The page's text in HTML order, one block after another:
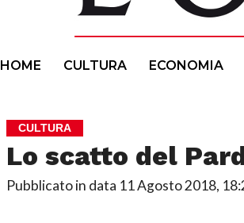
HOME CULTURA ECONOMIA
CULTURA
Lo scatto del
Pubblicato in data 11 Agosto 2018,